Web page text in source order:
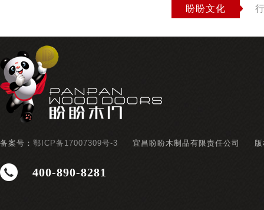
盼盼文化
备案号： 鄂ICP备17007309号-3 宜昌盼盼木制品有限责任公司
400-890-8281